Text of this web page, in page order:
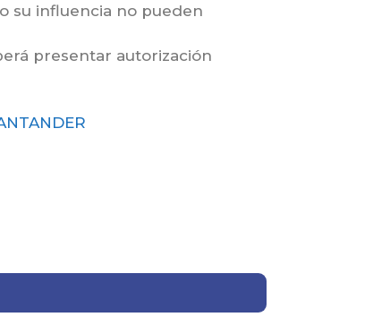
su influencia no pueden
presentar autorización